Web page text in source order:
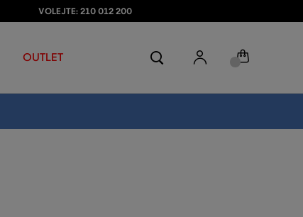
VOLEJTE: 210 012 200
OUTLET